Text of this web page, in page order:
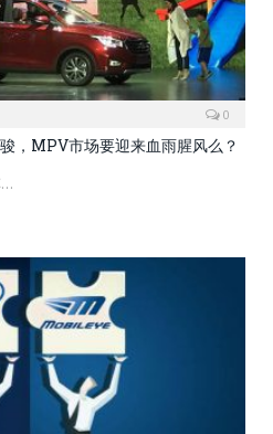
0
，MPV市场要迎来血雨腥风么？
…